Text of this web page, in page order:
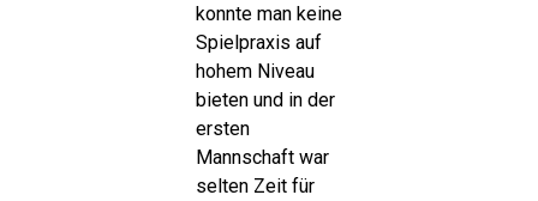
konnte man keine
Spielpraxis auf
hohem Niveau
bieten und in der
ersten
Mannschaft war
selten Zeit für